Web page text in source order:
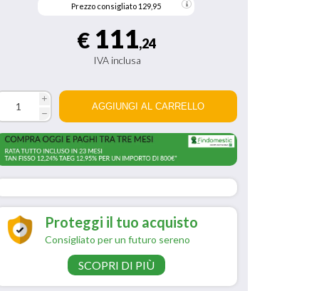
Prezzo consigliato 129,95
€ 111,24
IVA inclusa
i
h
Proteggi il tuo acquisto
Consigliato per un futuro sereno
SCOPRI DI PIÙ